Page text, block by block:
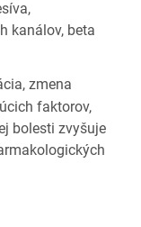
kanálov, beta
zmena
faktorov,
bolesti zvyšuje